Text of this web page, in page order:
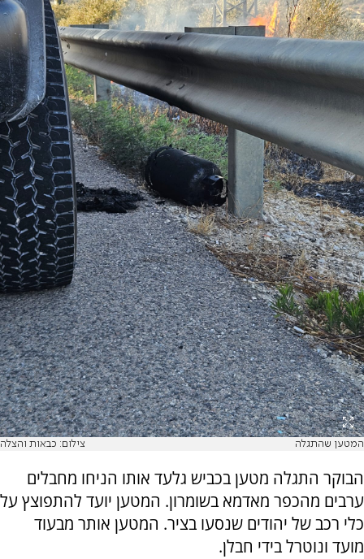
המטען שהתגלה צילום: כבאות והצלה
הבוקר התגלה מטען בכביש גלעד אותו הניחו מחבלים
ערבים מהכפר מאדמא בשומרון. המטען יועד להתפוצץ על
כלי רכב של יהודים שנסעו בציר. המטען אותר מבעוד
מועד ונוטרל בידי חבלן.